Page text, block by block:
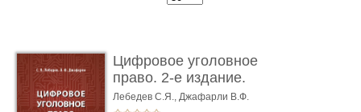
Цифровое уголовное
право. 2-е издание.
Монограф ...
Лебедев С.Я., Джафарли В.Ф.